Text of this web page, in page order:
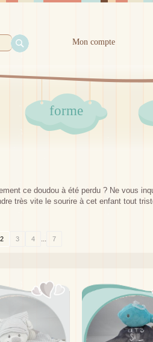
Mon compte
forme
ce doudou à été perdu ? Ne vous
très vite le sourire à cet enfant tout
2 3 4 ... 7